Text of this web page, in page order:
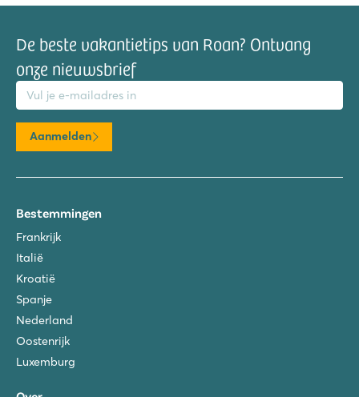
De beste vakantietips van Roan? Ontvang
onze nieuwsbrief
Aanmelden
Bestemmingen
Frankrijk
Italië
Kroatië
Spanje
Nederland
Oostenrijk
Luxemburg